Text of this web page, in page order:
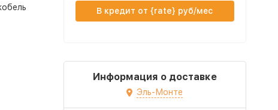
В кредит от {rate} руб/мес
Информация о доставке
Эль-Монте